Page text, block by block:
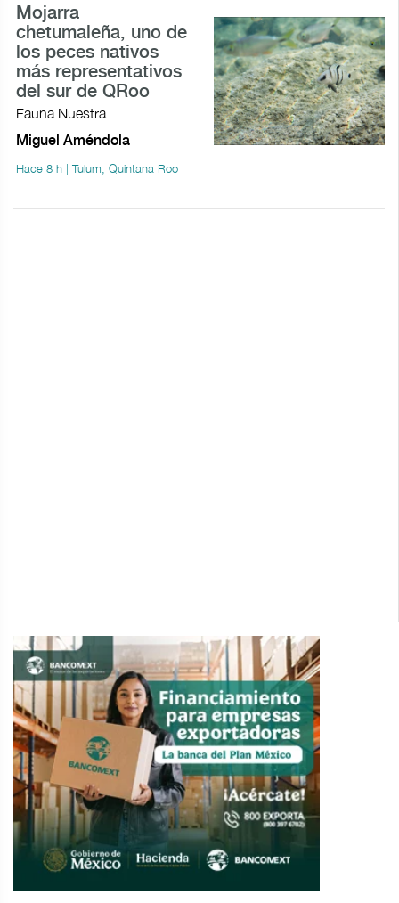
Mojarra
chetumaleña, uno de
los peces nativos
más representativos
del sur de QRoo
Fauna Nuestra
Miguel Améndola
Hace 8 h | Tulum, Quintana Roo